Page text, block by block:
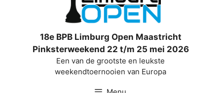
18e BPB Limburg Open Maastricht
Pinksterweekend 22 t/m 25 mei 2026
Een van de grootste en leukste
weekendtoernooien van Europa